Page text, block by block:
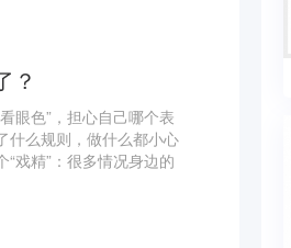
？
眼色”，担心自己哪个表
什么规则，做什么都小心
戏精”：很多情况身边的